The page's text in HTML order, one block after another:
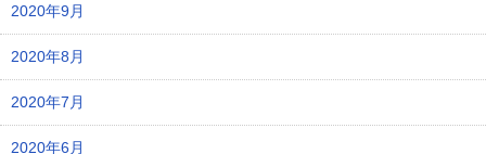
2020年9月
2020年8月
2020年7月
2020年6月